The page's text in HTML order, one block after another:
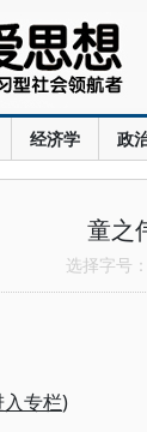
经济学 政
童之
选择字号：
入专栏)